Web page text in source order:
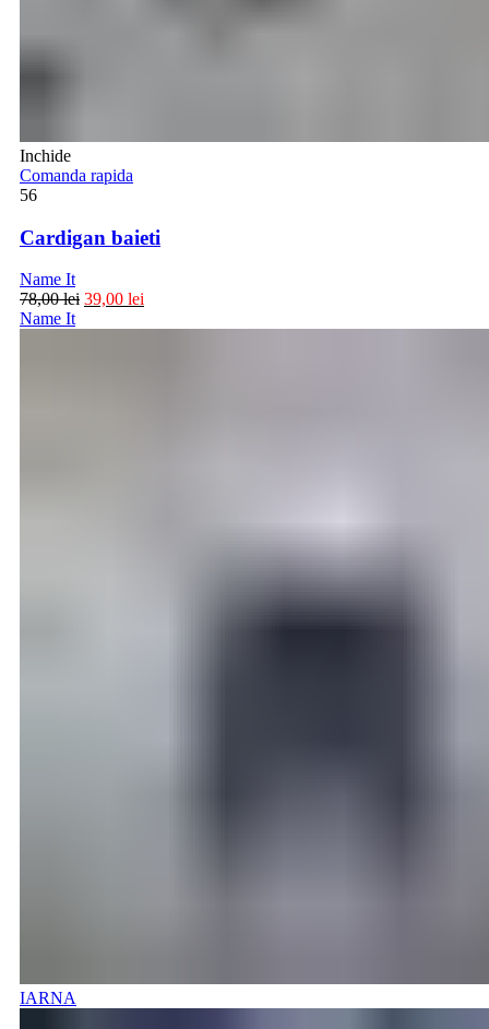
Inchide
Comanda rapida
56
Cardigan baieti
Name It
78,00lei 39,00 lei
Name It
IARNA